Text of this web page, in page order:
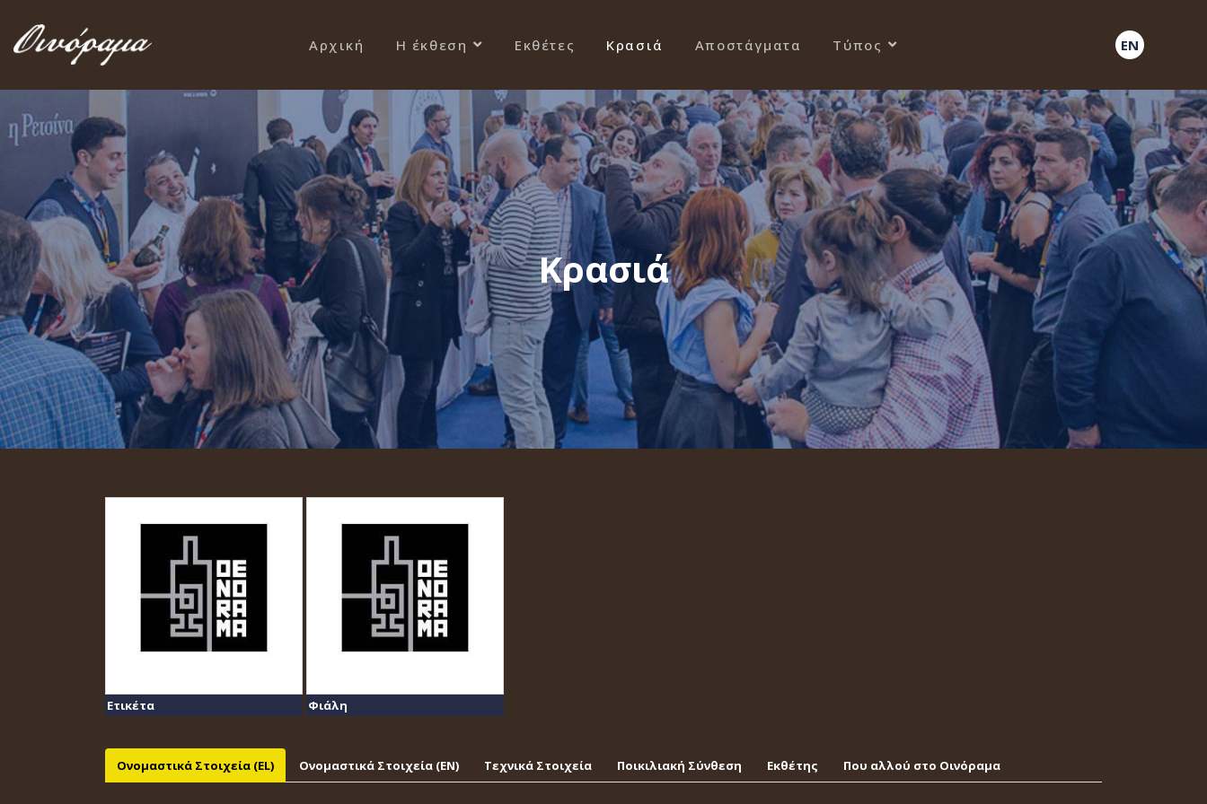
Αρχική Η έκθεση Εκθέτες Κρασιά Αποστάγματα Τύπος EN
Κρασιά
Ετικέτα Φιάλη
Ονομαστικά Στοιχεία (EL) Ονομαστικά Στοιχεία (EΝ) Τεχνικά Στοιχεία Ποικιλιακή Σύνθεση Εκθέτης Που αλλού στο Οινόραμα